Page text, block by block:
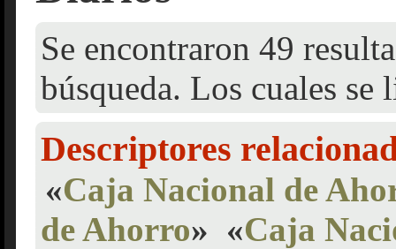
Se encontraron 49
búsqueda. Los cuales se
Descriptores
«Caja Nacional de
de Ahorro» «Caja